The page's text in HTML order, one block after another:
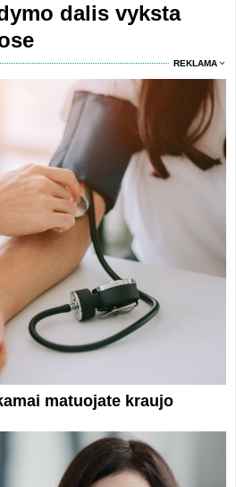
dalis vyksta
REKLAMA
matuojate kraujo